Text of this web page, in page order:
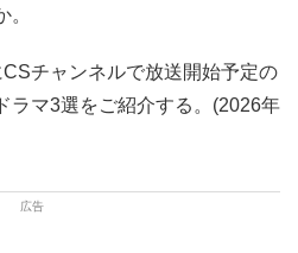
チャンネルで放送開始予定の
ラマ3選をご紹介する。(2026年